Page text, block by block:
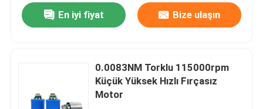
En iyi fiyat Bize ulaşın
0.0083NM Torklu 115000rpm
Küçük Yüksek Hızlı Fırçasız
Motor